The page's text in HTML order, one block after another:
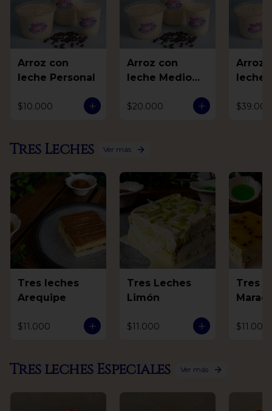
Arroz con
leche Personal
$10.000
Arroz con
leche Medio
$20.000
Arroz
leche
$39.000
Tres Leches Ver más
Tres leches
Arequipe
$11.000
Tres Leches
Limón
$11.000
Tres
$11.000
Tres leches Especiales Ver más